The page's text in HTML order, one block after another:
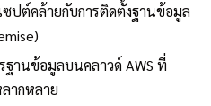
ซปต์คล้ายกับการติดตั้งฐานข้อมูล
ฐานข้อมูลบนคลาวด์ AWS ที่
ากหลาย